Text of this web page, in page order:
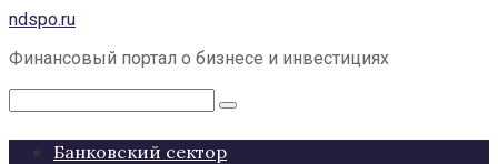
Перейти
контенту
ndspo.ru
Финансовый портал о бизнесе и инвестициях
Поиск:
Банковский сектор